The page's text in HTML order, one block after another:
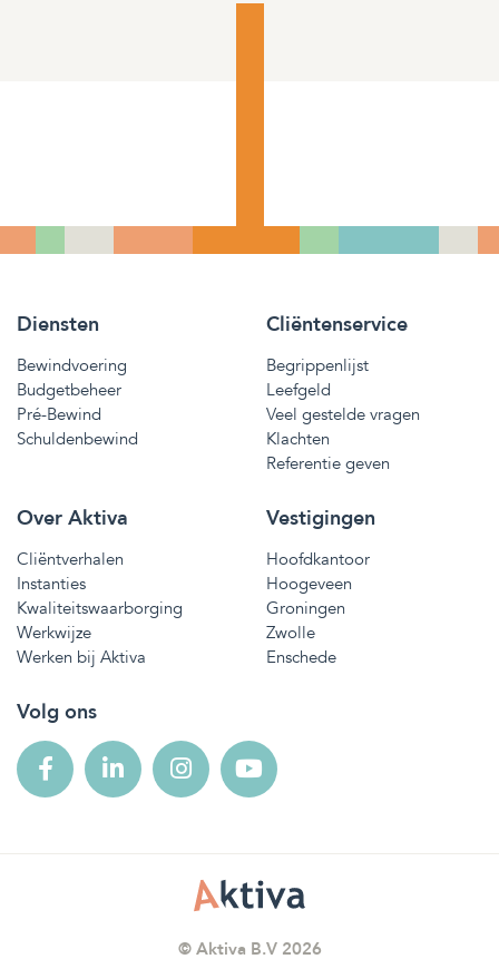
Diensten
Bewindvoering
Budgetbeheer
Pré-Bewind
Schuldenbewind
Cliëntenservice
Begrippenlijst
Leefgeld
Veel gestelde vragen
Klachten
Referentie geven
Over Aktiva
Cliëntverhalen
Instanties
Kwaliteitswaarborging
Werkwijze
Werken bij Aktiva
Vestigingen
Hoofdkantoor
Hoogeveen
Groningen
Zwolle
Enschede
Volg ons
© Aktiva B.V 2026